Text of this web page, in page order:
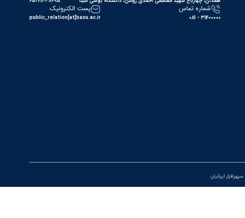
شماره تماس
31400000 - 081
پست الکترونیک
public_relation[at]basu.ac.ir
سپهرافزار ایرانیان